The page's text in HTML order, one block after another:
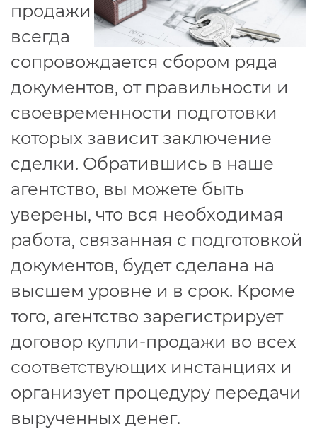
продажи
всегда
сопровождается сбором ряда
документов, от правильности и
своевременности подготовки
которых зависит заключение
сделки. Обратившись в наше
агентство, вы можете быть
уверены, что вся необходимая
работа, связанная с подготовкой
документов, будет сделана на
высшем уровне и в срок. Кроме
того, агентство зарегистрирует
договор купли-продажи во всех
соответствующих инстанциях и
организует процедуру передачи
вырученных денег.